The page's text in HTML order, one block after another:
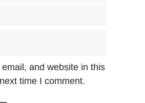
and website in this
time I comment.